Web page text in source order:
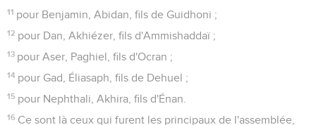
11 pour Benjamin, Abidan, fils de Guidhoni ;
12 pour Dan, Akhiézer, fils d'Ammishaddaï ;
13 pour Aser, Paghiel, fils d'Ocran ;
14 pour Gad, Éliasaph, fils de Dehuel ;
15 pour Nephthali, Akhira, fils d'Énan.
16 Ce sont là ceux qui furent les principaux de l'assemblée,